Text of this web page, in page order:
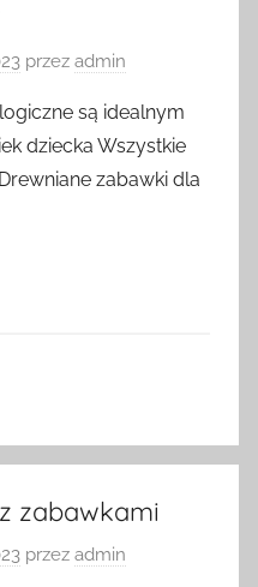
przez admin
są idealnym
dziecka Wszystkie
zabawki dla
zabawkami
przez admin